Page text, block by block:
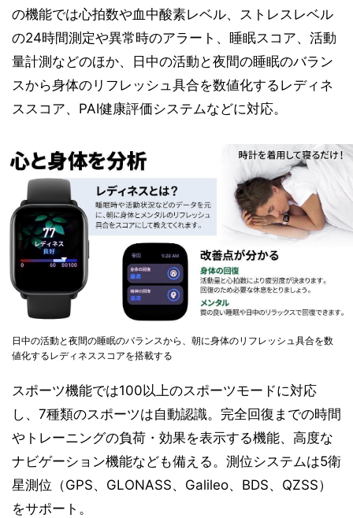
の機能では心拍数や血中酸素レベル、ストレスレベル
の24時間測定や異常時のアラート、睡眠スコア、活動
量計測などのほか、日中の活動と夜間の睡眠のバラン
スから身体のリフレッシュ具合を数値化するレディネ
ススコア、PAI健康評価システムなどに対応。
日中の活動と夜間の睡眠のバランスから、朝に身体のリフレッシュ具合を数
値化するレディネススコアを搭載する
スポーツ機能では100以上のスポーツモードに対応
し、7種類のスポーツは自動認識。完全回復までの時間
やトレーニングの負荷・効果を表示する機能、高度な
ナビゲーション機能なども備える。測位システムは5衛
星測位（GPS、GLONASS、Galileo、BDS、QZSS）
をサポート。